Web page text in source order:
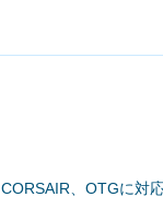
CORSAIR、OTGに対